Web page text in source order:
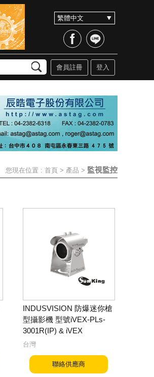
登入
會員註冊
您現在位置 : 首頁 > 產品 > 監視監控
INDUSVISION 防爆迷你槍
型攝影機 型號iVEX-PLs-
3001R(IP) & iVEX
台灣
聯絡供應商